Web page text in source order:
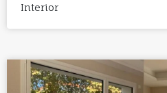
Interior